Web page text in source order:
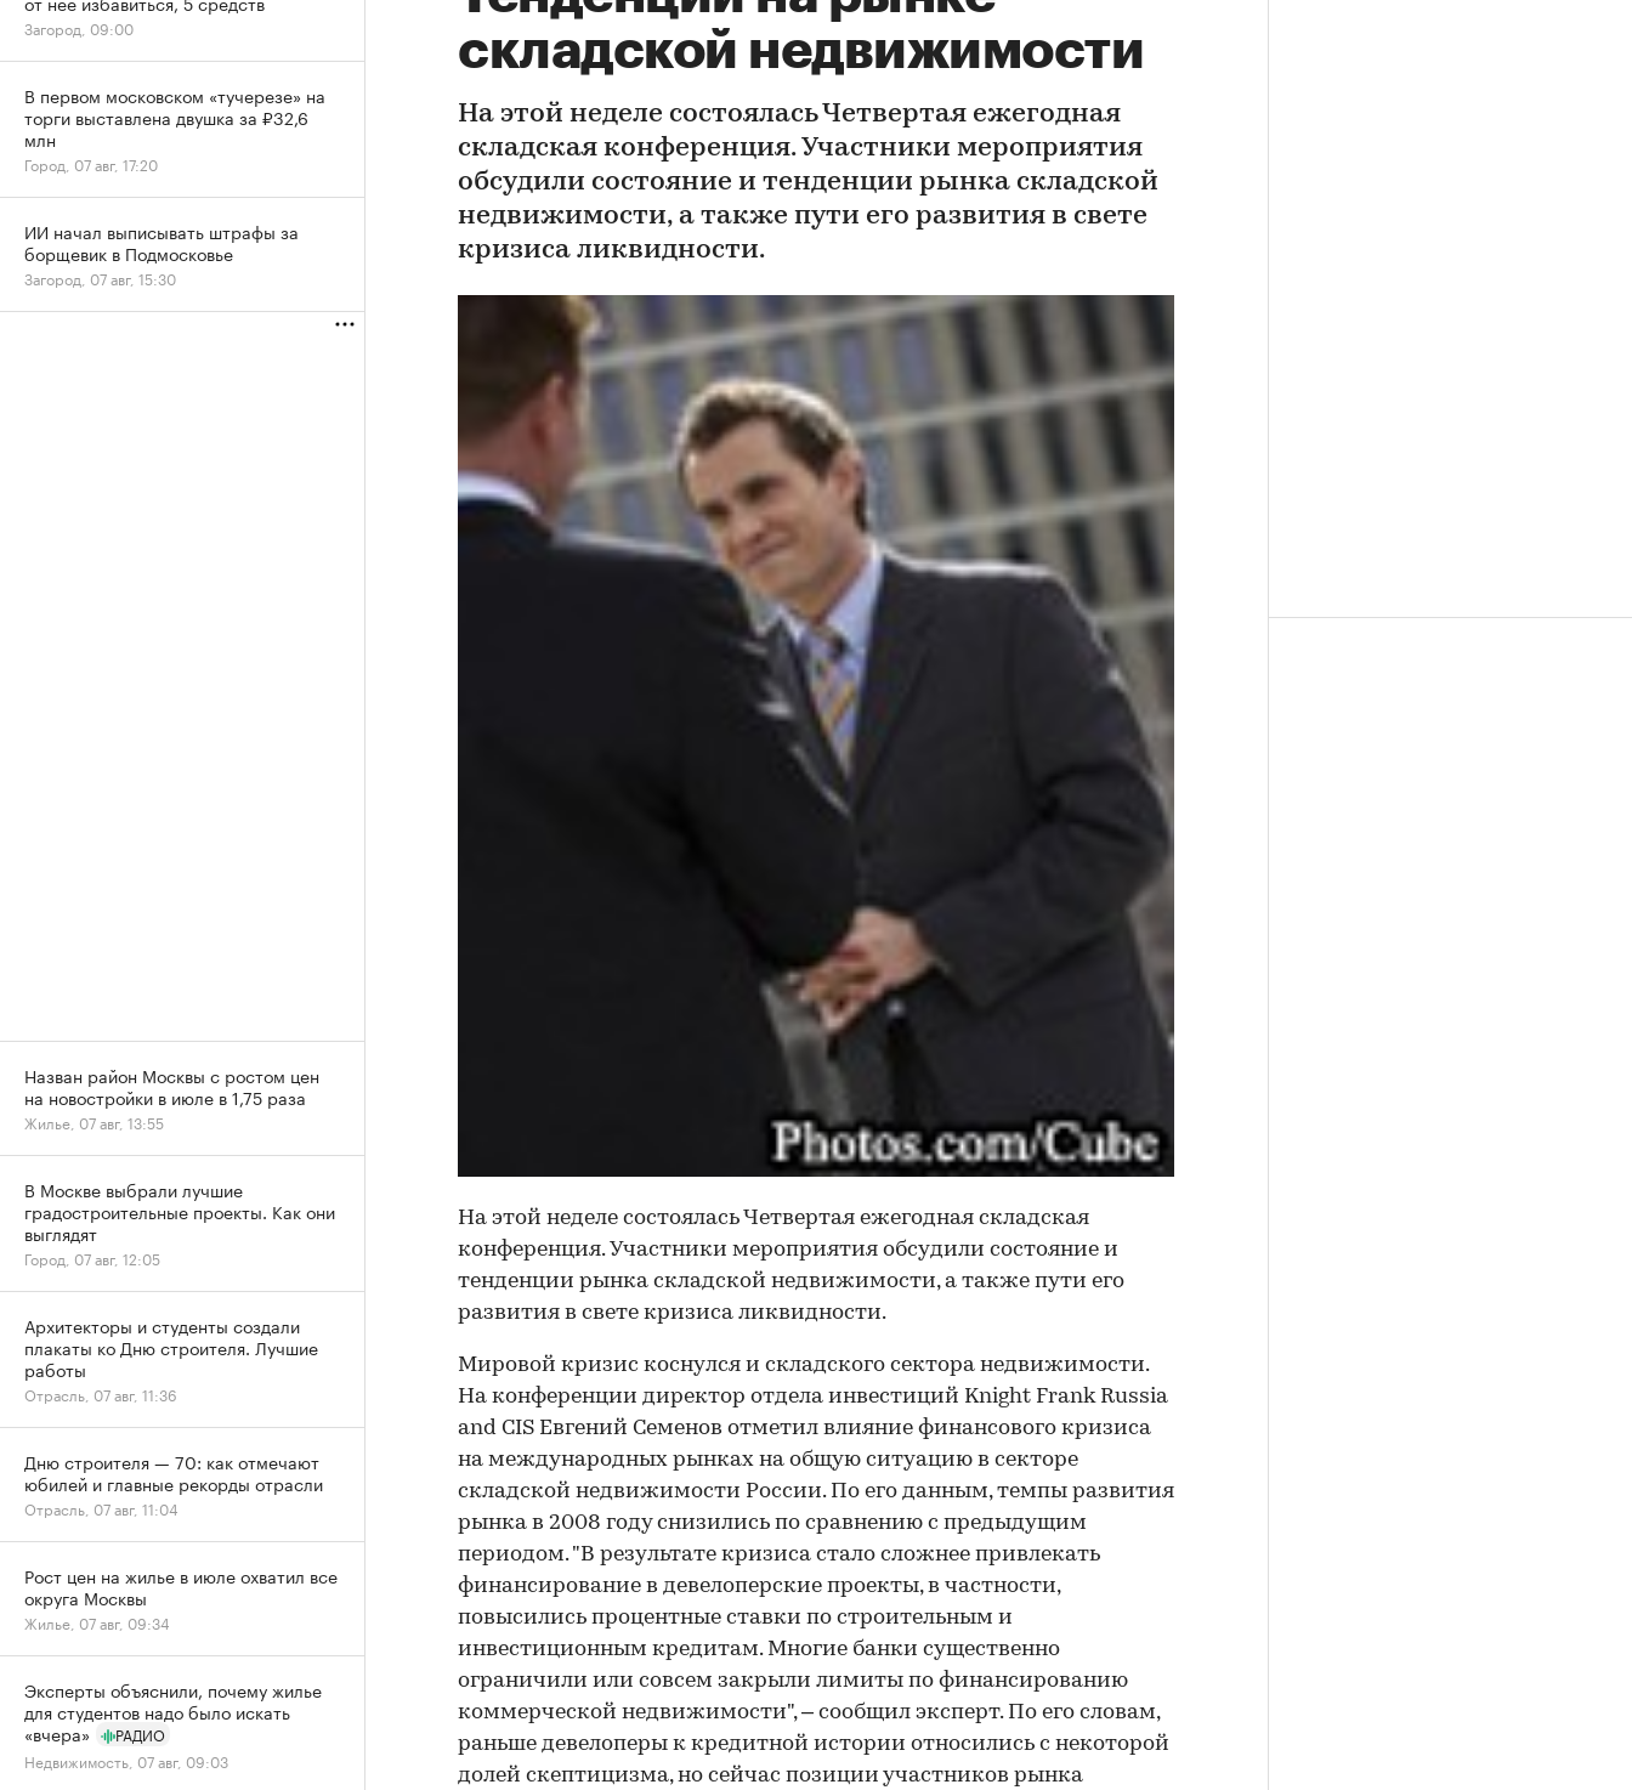
складской недвижимости
На этой неделе состоялась Четвертая ежегодная
складская конференция. Участники мероприятия
обсудили состояние и тенденции рынка складской
недвижимости, а также пути его развития в свете
кризиса ликвидности.
На этой неделе состоялась Четвертая ежегодная складская
конференция. Участники мероприятия обсудили состояние и
тенденции рынка складской недвижимости, а также пути его
развития в свете кризиса ликвидности.
Мировой кризис коснулся и складского сектора недвижимости.
На конференции директор отдела инвестиций Knight Frank Russia
and CIS Евгений Семенов отметил влияние финансового кризиса
на международных рынках на общую ситуацию в секторе
складской недвижимости России. По его данным, темпы развития
рынка в 2008 году снизились по сравнению с предыдущим
периодом. "В результате кризиса стало сложнее привлекать
финансирование в девелоперские проекты, в частности,
повысились процентные ставки по строительным и
инвестиционным кредитам. Многие банки существенно
ограничили или совсем закрыли лимиты по финансированию
коммерческой недвижимости", – сообщил эксперт. По его словам,
раньше девелоперы к кредитной истории относились с некоторой
долей скептицизма, но сейчас позиции участников рынка
Загород, 09:00
В первом московском «тучерезе» на
торги выставлена двушка за ₽32,6
млн
Город, 07 авг, 17:20
ИИ начал выписывать штрафы за
борщевик в Подмосковье
Загород, 07 авг, 15:30
Назван район Москвы с ростом цен
на новостройки в июле в 1,75 раза
Жилье, 07 авг, 13:55
В Москве выбрали лучшие
градостроительные проекты. Как они
выглядят
Город, 07 авг, 12:05
Архитекторы и студенты создали
плакаты ко Дню строителя. Лучшие
работы
Отрасль, 07 авг, 11:36
Дню строителя — 70: как отмечают
юбилей и главные рекорды отрасли
Отрасль, 07 авг, 11:04
Рост цен на жилье в июле охватил все
округа Москвы
Жилье, 07 авг, 09:34
Эксперты объяснили, почему жилье
для студентов надо было искать
«вчера»
РАДИО
Недвижимость, 07 авг, 09:03